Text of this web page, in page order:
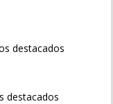
destacados
destacados